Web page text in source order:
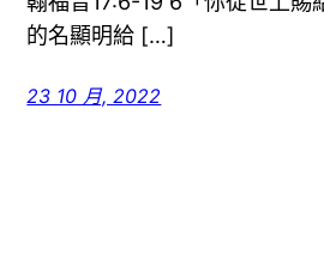
的名顯明給 […]
23 10 月, 2022